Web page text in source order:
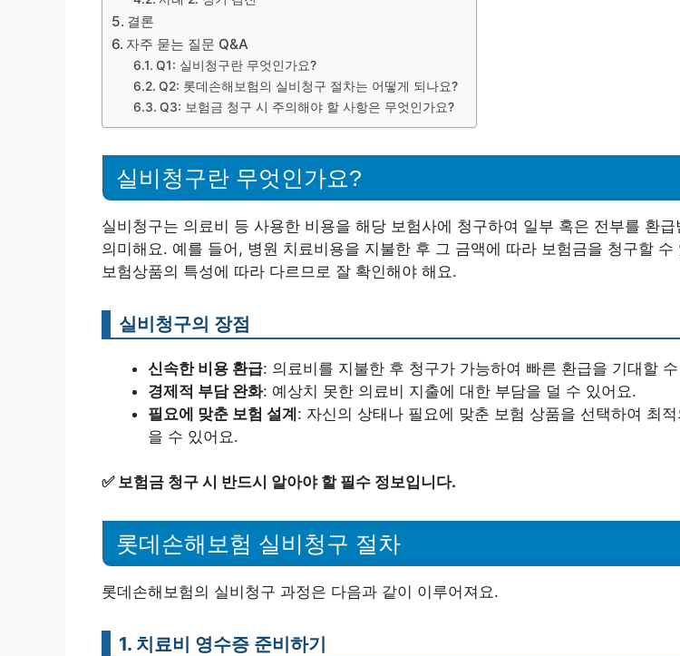
결론
자주 묻는 질문 Q&A
Q1: 실비청구란 무엇인가요?
Q2: 롯데손해보험의 실비청구 절차는 어떻게 되나요?
Q3: 보험금 청구 시 주의해야 할 사항은 무엇인가요?
실비청구란 무엇인가요?
실비청구는 의료비 등 사용한 비용을 해당 보험사에 청구하여 일부 혹은 전부를 환급
의미해요. 예를 들어, 병원 치료비용을 지불한 후 그 금액에 따라 보험금을 청구할 수
보험상품의 특성에 따라 다르므로 잘 확인해야 해요.
실비청구의 장점
신속한 비용 환급: 의료비를 지불한 후 청구가 가능하여 빠른 환급을 기대할
경제적 부담 완화: 예상치 못한 의료비 지출에 대한 부담을 덜 수 있어요.
필요에 맞춘 보험 설계: 자신의 상태나 필요에 맞춘 보험 상품을 선택하여 최
을 수 있어요.
✅ 보험금 청구 시 반드시 알아야 할 필수 정보입니다.
롯데손해보험 실비청구 절차
롯데손해보험의 실비청구 과정은 다음과 같이 이루어져요.
1. 치료비 영수증 준비하기